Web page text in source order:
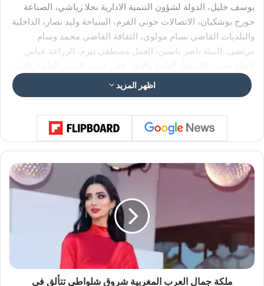
يوسف خليل، الدولة لشؤون التنمية الادارية نجلا رياشي، الصناعة
جورج بوشكيان، الاتصالات جوني القرم، السياحة وليد نصار، الداخلية
والبلديات القاضي بسام مولوي، الثقافة القاضي محمد وسام
مرتضى، البيئة ناصر ياسين، العمل مصطفى بيرم، الزراعة عباس
الجمهورية انطوان شقير، الأمين العام لمجلس الوزراء محمود مكية.
اظهر المزيد
م
ل
ج
ل
ا
ملكة جمال العرب المغربية شروق شلواطي تتألق في